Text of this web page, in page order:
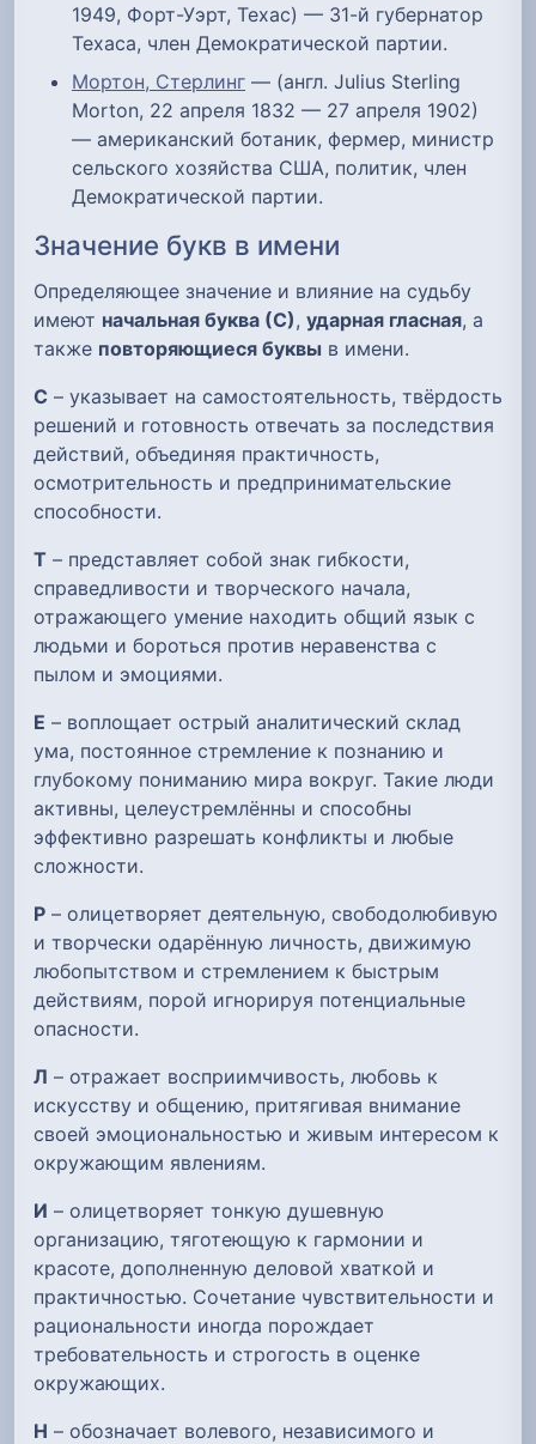
1949, Форт-Уэрт, Техас) — 31-й губернатор
Техаса, член Демократической партии.
Мортон, Стерлинг — (англ. Julius Sterling
Morton, 22 апреля 1832 — 27 апреля 1902)
— американский ботаник, фермер, министр
сельского хозяйства США, политик, член
Демократической партии.
Значение букв в имени
Определяющее значение и влияние на судьбу
имеют начальная буква (С), ударная гласная, а
также повторяющиеся буквы в имени.
С – указывает на самостоятельность, твёрдость
решений и готовность отвечать за последствия
действий, объединяя практичность,
осмотрительность и предпринимательские
способности.
Т – представляет собой знак гибкости,
справедливости и творческого начала,
отражающего умение находить общий язык с
людьми и бороться против неравенства с
пылом и эмоциями.
Е – воплощает острый аналитический склад
ума, постоянное стремление к познанию и
глубокому пониманию мира вокруг. Такие люди
активны, целеустремлённы и способны
эффективно разрешать конфликты и любые
сложности.
Р – олицетворяет деятельную, свободолюбивую
и творчески одарённую личность, движимую
любопытством и стремлением к быстрым
действиям, порой игнорируя потенциальные
опасности.
Л – отражает восприимчивость, любовь к
искусству и общению, притягивая внимание
своей эмоциональностью и живым интересом к
окружающим явлениям.
И – олицетворяет тонкую душевную
организацию, тяготеющую к гармонии и
красоте, дополненную деловой хваткой и
практичностью. Сочетание чувствительности и
рациональности иногда порождает
требовательность и строгость в оценке
окружающих.
Н – обозначает волевого, независимого и